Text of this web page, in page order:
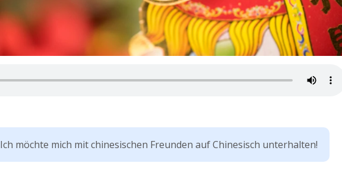
Ich möchte mich mit chinesischen Freunden auf Chinesisch unterhalten!